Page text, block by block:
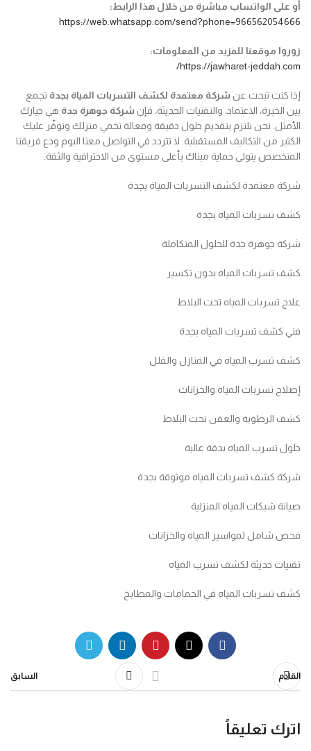
أو على الواتساب مباشرة من خلال هذا الرابط:
https://web.whatsapp.com/send?phone=966562054666
زوروا موقعنا للمزيد من المعلومات:
https://jawharet-jeddah.com/
إذا كنت تبحث عن شركة معتمدة لكشف التسربات المياة بجدة تجمع
بين الخبرة، الاعتماد، والتقنيات الحديثة، فإن شركة جوهرة جدة هي خيارك
الأمثل. نحن نلتزم بتقديم حلول دقيقة وفعالة تحمي منزلك وتوفّر عليك
الكثير من التكاليف المستقبلية. لا تتردد في التواصل معنا اليوم ودع فريقنا
المتخصص يتولى حماية مبناك بأعلى مستوى من الاحترافية والثقة.
شركة معتمدة لكشف التسربات المياة بجدة
كشف تسربات المياه بجدة
شركة جوهرة جدة للحلول المتكاملة
كشف تسربات المياه بدون تكسير
علاج تسربات المياه تحت البلاط
فني كشف تسربات المياه بجدة
كشف تسرب المياه في المنازل والفلل
إصلاح تسربات المياه والخزانات
كشف الرطوبة والعفن تحت البلاط
حلول تسرب المياه بدقة عالية
شركة كشف تسربات المياه موثوقة بجدة
صيانة شبكات المياه المنزلية
فحص شامل لمواسير المياه والخزانات
تقنيات حديثة لكشف تسرب المياه
كشف تسربات المياه في الحمامات والمطابخ
القادم السابق
اترك تعليقاً